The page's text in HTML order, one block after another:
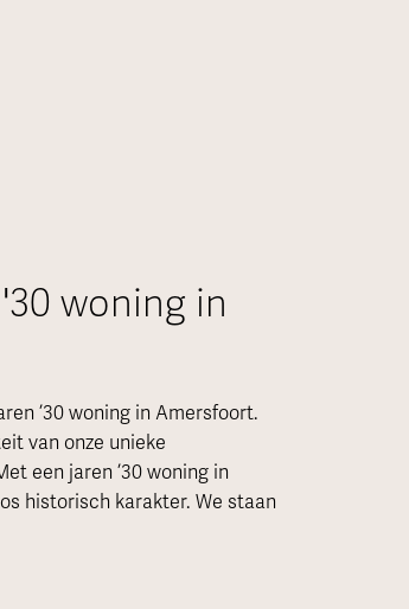
woning in
’30 woning in Amersfoort.
van onze unieke
een jaren ’30 woning in
historisch karakter. We staan